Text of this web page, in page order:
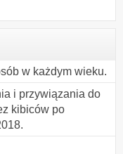
w każdym wieku.
i przywiązania do
kibiców po